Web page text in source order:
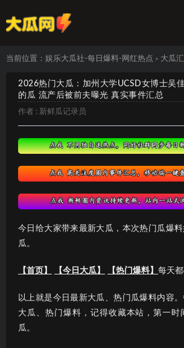
当前位置： 娱乐大瓜社-每日爆料-网红热点 > 大瓜
2026热门大瓜：加州大学UCSD女博士吴
的瓜 流产后被前夫曝光 真实事件汇总
作者 : 新鲜瓜记录员
今日给大家带来最新大瓜，本次热门瓜爆
瓜。
【首页】 【今日大瓜】 【热门爆料】 每天都
以上就是今日最新大瓜、热门瓜爆料内容
大瓜、热门爆料，记得收藏本站，第一时
瓜。